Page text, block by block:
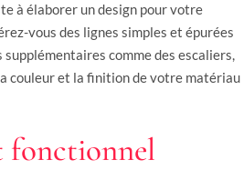
à élaborer un design pour votre
vous des lignes simples et épurées
comme des escaliers,
couleur et la finition de votre matériau
fonctionnel